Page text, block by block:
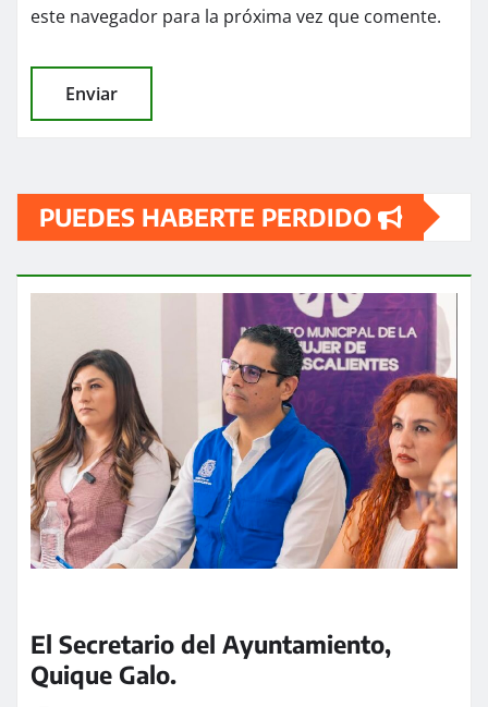
este navegador para la próxima vez que comente.
PUEDES HABERTE PERDIDO
El Secretario del Ayuntamiento,
Quique Galo.